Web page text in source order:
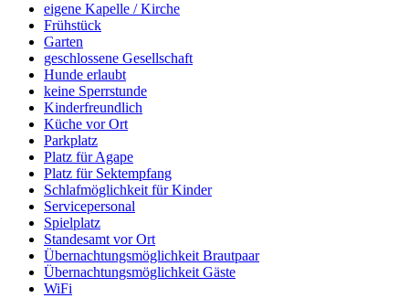
eigene Kapelle / Kirche
Frühstück
Garten
geschlossene Gesellschaft
Hunde erlaubt
keine Sperrstunde
Kinder­freundlich
Küche vor Ort
Parkplatz
Platz für Agape
Platz für Sektempfang
Schlafmöglichkeit für Kinder
Servicepersonal
Spielplatz
Standesamt vor Ort
Übernachtungsmöglichkeit Brautpaar
Übernachtungsmöglichkeit Gäste
WiFi